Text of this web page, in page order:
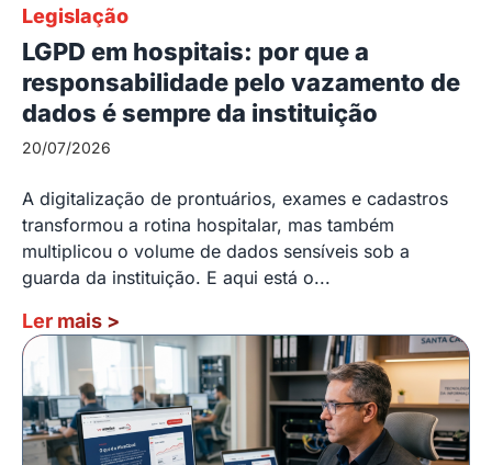
Legislação
LGPD em hospitais: por que a
responsabilidade pelo vazamento de
dados é sempre da instituição
20/07/2026
A digitalização de prontuários, exames e cadastros
transformou a rotina hospitalar, mas também
multiplicou o volume de dados sensíveis sob a
guarda da instituição. E aqui está o...
Ler mais >